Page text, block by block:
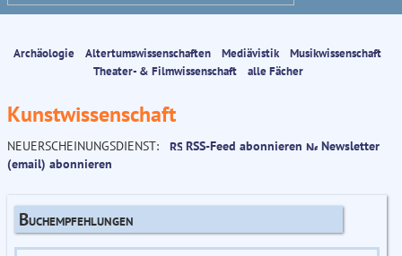
Archäologie Altertumswissenschaften Mediävistik
Musikwissenschaft
Theater- & Filmwissenschaft
alle Fächer
Kunstwissenschaft
NEUERSCHEINUNGSDIENST: RSS-Feed abonnieren
Newsletter
(email) abonnieren
Buchempfehlungen